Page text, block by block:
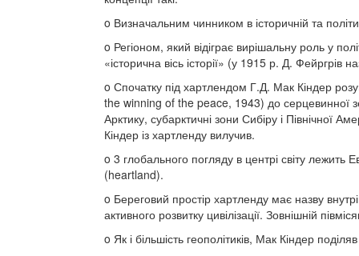
o Визначальним чинником в історичній та
o Регіоном, який відіграє вирішальну роль у
«історична вісь історії» (у 1915 р. Д.
o Спочатку під хартлендом Г.Д. Мак Кіндер
the winning of the peace, 1943) до серцевинної
Арктику, субарктичні зони Сибіру і Північної
Кіндер із хартленду вилучив.
o 3 глобального погляду в центрі світу лежить
(heartland).
o Береговий простір хартленду має назву
активного розвитку цивілізації. Зовнішній
o Як і більшість геополітиків, Мак Кіндер